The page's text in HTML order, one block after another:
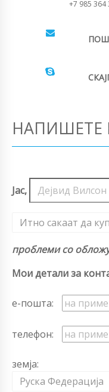
+7 985 364
НАПИШЕТЕ
Јас,
Итно сакаат да
проблеми со
Мои детали за
е-пошта:
телефон:
земја:
Руска Федерација